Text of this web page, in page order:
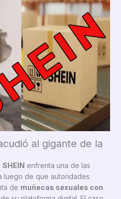
al gigante de la
SHEIN enfrenta una de las
luego de que autoridades
de muñecas sexuales con